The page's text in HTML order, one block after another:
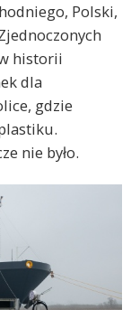
Polski,
historii
dla
gdzie
nie było.